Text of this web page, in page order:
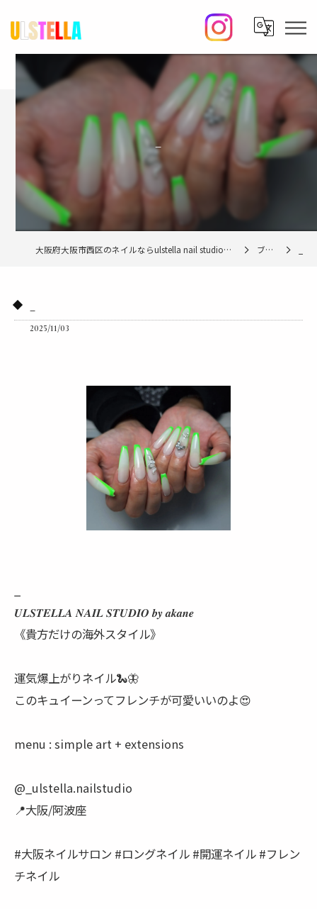
_
大阪府大阪市西区のネイルならulstella nail studio【ウルステラ】 ブログ
2025/11/03
𝑼𝑳𝑺𝑻𝑬𝑳𝑳𝑨 𝑵𝑨𝑰𝑳 𝑺𝑻𝑼𝑫𝑰𝑶 𝒃𝒚 𝒂𝒌𝒂𝒏𝒆
《貴方だけの海外スタイル》
運気爆上がりネイル🐍🦋
このキュイーンってフレンチが可愛いいのよ😍
menu : simple art + extensions
@_ulstella.nailstudio
📍大阪/阿波座
#大阪ネイルサロン #ロングネイル #開運ネイル #フレン
チネイル